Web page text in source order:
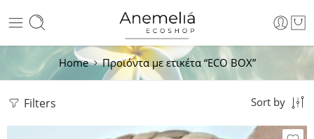
Home Προϊόντα με ετικέτα “ECO BOX”
Filters Sort by